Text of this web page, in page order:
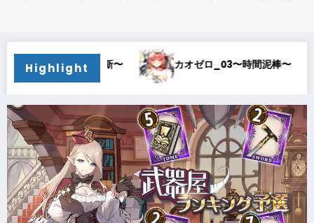
Highlight
カオゼロ_03〜時間泥棒〜 カオゼロ_02〜オル